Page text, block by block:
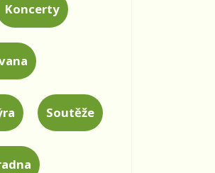
Koncerty
Soutěže